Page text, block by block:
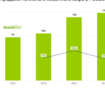
и мирового
и
базы данных.